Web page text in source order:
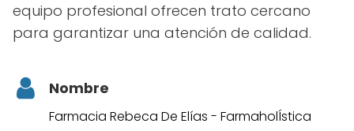
equipo profesional ofrecen trato cercano
para garantizar una atención de calidad.
Nombre
Farmacia Rebeca De Elías - FarmaholÍstica